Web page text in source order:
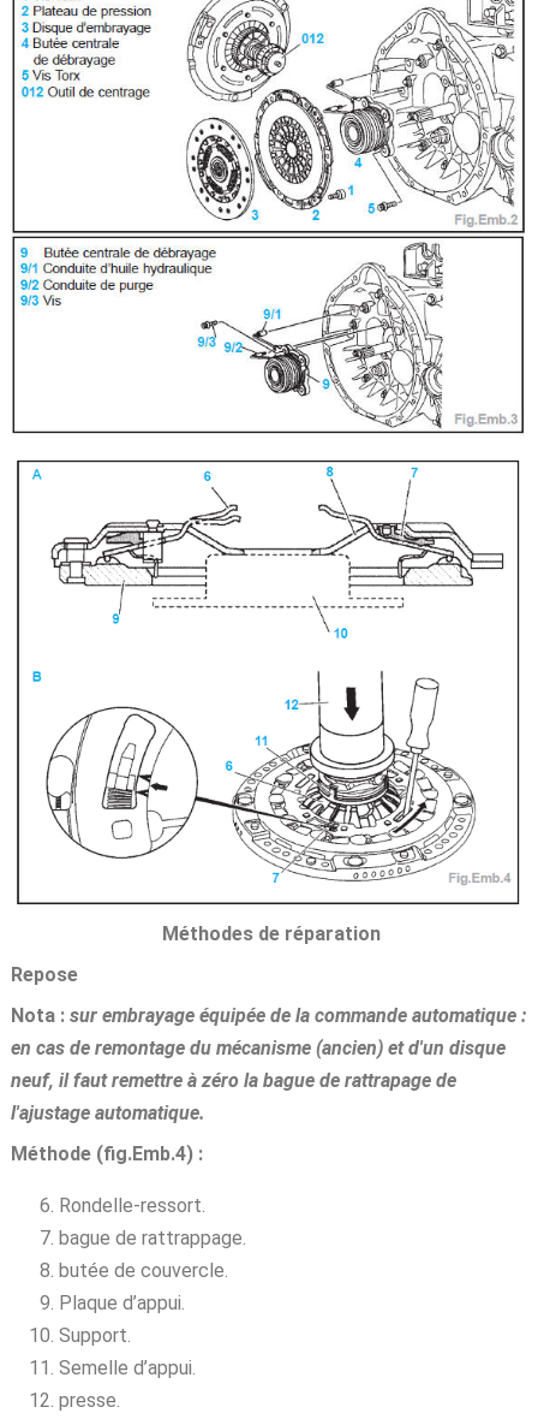
Méthodes de réparation
Repose
Nota : sur embrayage équipée de la commande automatique :
en cas de remontage du mécanisme (ancien) et d'un disque
neuf, il faut remettre à zéro la bague de rattrapage de
l'ajustage automatique.
Méthode (fig.Emb.4) :
Rondelle-ressort.
bague de rattrappage.
butée de couvercle.
Plaque d’appui.
Support.
Semelle d’appui.
presse.